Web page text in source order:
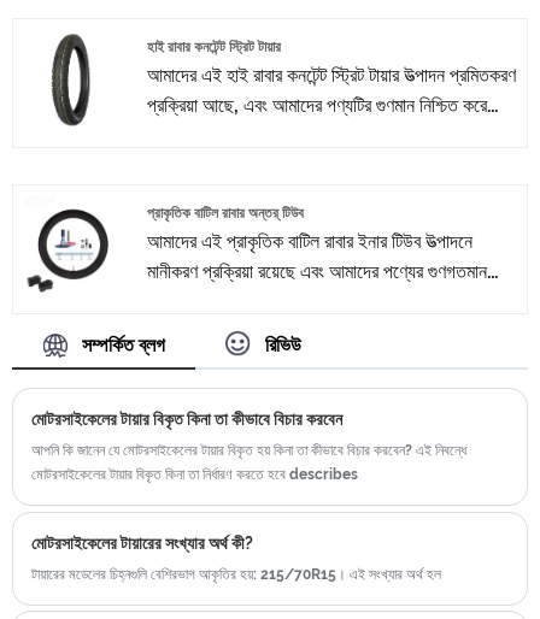
DOT ইত্যাদির শংসাপত্র পেয়েছি e আমাদের কাছে কঠোর
পরিশ্রমের পরে বিক্রয় দল রয়েছে, যারা আমাদের ক্লায়েন্টদের
জন্য বিক্রয়োত্তর সেবা এবং সুরক্ষা সরবরাহ করছেন।
হাই রাবার কনটেন্ট স্ট্রিট টায়ার
আমাদের এই হাই রাবার কনটেন্ট স্ট্রিট টায়ার উত্পাদন প্রমিতকরণ
প্রক্রিয়া আছে, এবং আমাদের পণ্যটির গুণমান নিশ্চিত করে
ক্লায়েন্টদের জন্য বিক্রয়োত্তর সেবা এবং সুরক্ষা সরবরাহ
করছেন।
প্রাকৃতিক বাটিল রাবার অন্তর্ টিউব
আমাদের এই প্রাকৃতিক বাটিল রাবার ইনার টিউব উত্পাদনে
মানীকরণ প্রক্রিয়া রয়েছে এবং আমাদের পণ্যের গুণগতমান
E-Markã € DOT ইত্যাদির শংসাপত্র পেয়েছি e
আমাদের কাছে কঠোর পরিশ্রমের পরে বিক্রয় দল রয়েছে, যারা
আমাদের ক্লায়েন্টদের জন্য বিক্রয়োত্তর সেবা এবং সুরক্ষা
সরবরাহ করছেন।
সম্পর্কিত ব্লগ রিভিউ
মোটরসাইকেলের টায়ার বিকৃত কিনা তা কীভাবে বিচার করবেন
আপনি কি জানেন যে মোটরসাইকেলের টায়ার বিকৃত হয় কিনা তা কীভাবে বিচার করবেন? এই নিবন্ধে
মোটরসাইকেলের টায়ার বিকৃত কিনা তা নির্ধারণ করতে হবে describes
মোটরসাইকেলের টায়ারের সংখ্যার অর্থ কী?
টায়ারের মডেলের চিহ্নগুলি বেশিরভাগ আকৃতির হয়: 215/70R15। এই সংখ্যার অর্থ হল